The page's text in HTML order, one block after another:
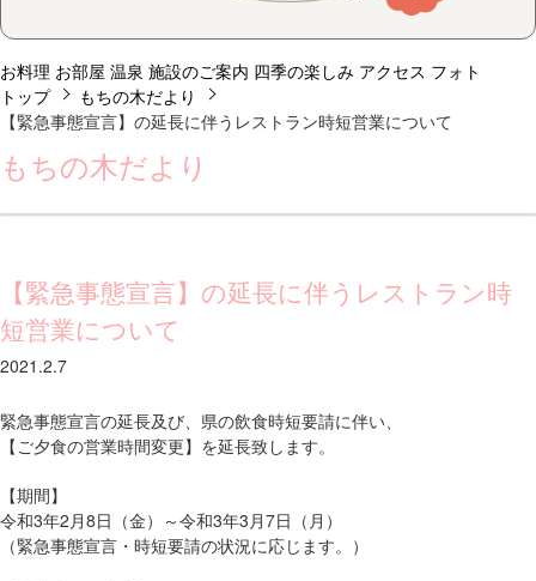
お料理 お部屋 温泉 施設のご案内 四季の楽しみ アクセス フォト
トップ
もちの木だより
【緊急事態宣言】の延長に伴うレストラン時短営業について
もちの木だより
【緊急事態宣言】の延長に伴うレストラン時
短営業について
2021.2.7
緊急事態宣言の延長及び、県の飲食時短要請に伴い、
【ご夕食の営業時間変更】を延長致します。
【期間】
令和3年2月8日（金）～令和3年3月7日（月）
（緊急事態宣言・時短要請の状況に応じます。）